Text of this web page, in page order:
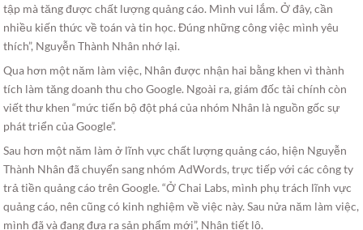
tập mà tăng được chất lượng quảng cáo. Mình vui lắm. Ở đây, cần
nhiều kiến thức về toán và tin học. Đúng những công việc mình yêu
thích”, Nguyễn Thành Nhân nhớ lại.
Qua hơn một năm làm việc, Nhân được nhận hai bằng khen vì thành
tích làm tăng doanh thu cho Google. Ngoài ra, giám đốc tài chính còn
viết thư khen “mức tiến bộ đột phá của nhóm Nhân là nguồn gốc sự
phát triển của Google”.
Sau hơn một năm làm ở lĩnh vực chất lượng quảng cáo, hiện Nguyễn
Thành Nhân đã chuyển sang nhóm AdWords, trực tiếp với các công ty
trả tiền quảng cáo trên Google. “Ở Chai Labs, mình phụ trách lĩnh vực
quảng cáo, nên cũng có kinh nghiệm về việc này. Sau nửa năm làm việc,
mình đã và đang đưa ra sản phẩm mới”, Nhân tiết lộ.